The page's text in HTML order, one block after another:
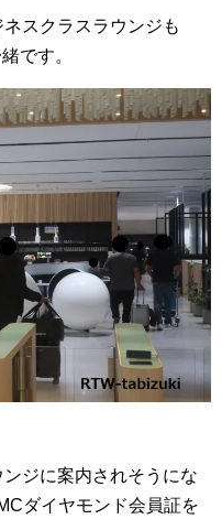
スクラスラウンジも
です。
ジに案内されそうにな
ダイヤモンド会員証を